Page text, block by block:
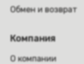
Обмен и возврат
Компания
О компании